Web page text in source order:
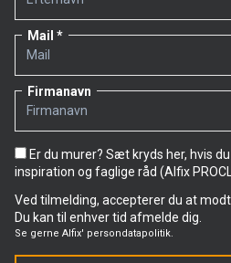
Mail
Firmanavn
Er du murer? Sæt kryds her, hvis
inspiration og faglige råd (Alfix
Ved tilmelding, accepterer du at
Du kan til enhver tid afmelde dig.
Se gerne Alfix' persondatapolitik.